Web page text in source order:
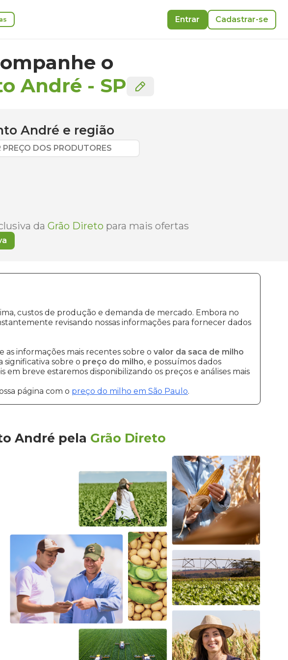
Entrar Cadastrar-se
o
André - SP
André e região
PREÇO DOS PRODUTORES
da Grão Direto para mais ofertas
custos de produção e demanda de mercado. Embora no
revisando nossas informações para fornecer dados
informações mais recentes sobre o valor da saca de milho
significativa sobre o preço do milho, e possuímos dados
breve estaremos disponibilizando os preços e análises mais
página com o preço do milho em São Paulo.
André pela Grão Direto